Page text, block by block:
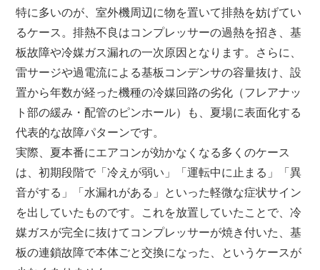
特に多いのが、室外機周辺に物を置いて排熱を妨げてい
るケース。排熱不良はコンプレッサーの過熱を招き、基
板故障や冷媒ガス漏れの一次原因となります。さらに、
雷サージや過電流による基板コンデンサの容量抜け、設
置から年数が経った機種の冷媒回路の劣化（フレアナッ
ト部の緩み・配管のピンホール）も、夏場に表面化する
代表的な故障パターンです。
実際、夏本番にエアコンが効かなくなる多くのケース
は、初期段階で「冷えが弱い」「運転中に止まる」「異
音がする」「水漏れがある」といった軽微な症状サイン
を出していたものです。これを放置していたことで、冷
媒ガスが完全に抜けてコンプレッサーが焼き付いた、基
板の連鎖故障で本体ごと交換になった、というケースが